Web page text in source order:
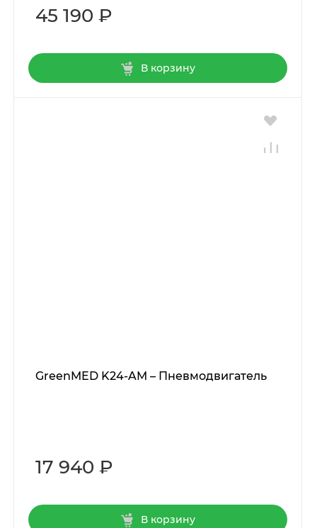
45 190 ₽
В корзину
GreenMED K24-AM – Пневмодвигатель
17 940 ₽
В корзину